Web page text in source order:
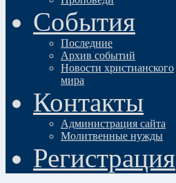
События
Последние
Архив событий
Новости христианского
мира
Контакты
Администрация сайта
Молитвенные нужды
Регистрация